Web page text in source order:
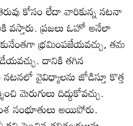
కోసం లేదా వారికున్న నటనా
ప్రజలు ఓహో అనేలా
భ్రమింపజేయవచ్చు, తమ
దానికి తగిన
వైవిధ్యాలను జోడిస్తూ కొత్త
మెరుగులు దిద్దుకోవచ్చు.
సంభూతులు అయిపోరు.